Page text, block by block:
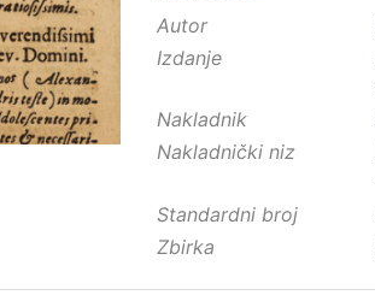
Autor
Izdanje
Nakladnik
Nakladnički niz
Standardni broj
Zbirka